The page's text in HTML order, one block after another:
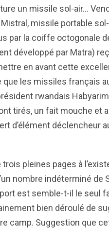
un missile sol-air…
missile portable
par la coiffe octogonale
développé par Matra)
en avant cette
que les missiles français
rwandais
tirés, un fait mouche et
d’élément déclencheur
pleines pages à
nombre indéterminé de
est semble-t-il le seul
bien déroulé de
camp. Suggestion que